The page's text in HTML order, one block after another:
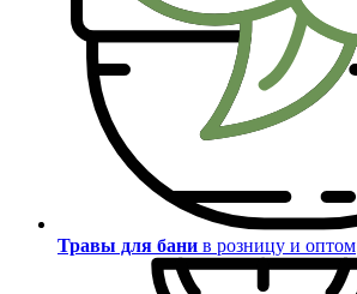
Травы для бани в розницу и оптом